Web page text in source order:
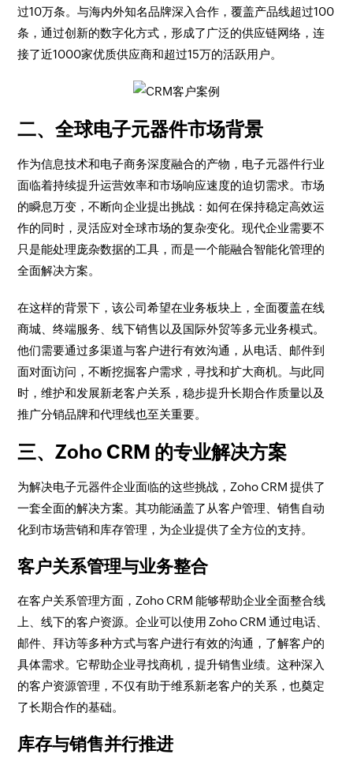
过10万条。与海内外知名品牌深入合作，覆盖产品线超过100
条，通过创新的数字化方式，形成了广泛的供应链网络，连
接了近1000家优质供应商和超过15万的活跃用户。
二、全球电子元器件市场背景
作为信息技术和电子商务深度融合的产物，电子元器件行业
面临着持续提升运营效率和市场响应速度的迫切需求。市场
的瞬息万变，不断向企业提出挑战：如何在保持稳定高效运
作的同时，灵活应对全球市场的复杂变化。现代企业需要不
只是能处理庞杂数据的工具，而是一个能融合智能化管理的
全面解决方案。
在这样的背景下，该公司希望在业务板块上，全面覆盖在线
商城、终端服务、线下销售以及国际外贸等多元业务模式。
他们需要通过多渠道与客户进行有效沟通，从电话、邮件到
面对面访问，不断挖掘客户需求，寻找和扩大商机。与此同
时，维护和发展新老客户关系，稳步提升长期合作质量以及
推广分销品牌和代理线也至关重要。
三、Zoho CRM 的专业解决方案
为解决电子元器件企业面临的这些挑战，Zoho CRM 提供了
一套全面的解决方案。其功能涵盖了从客户管理、销售自动
化到市场营销和库存管理，为企业提供了全方位的支持。
客户关系管理与业务整合
在客户关系管理方面，Zoho CRM 能够帮助企业全面整合线
上、线下的客户资源。企业可以使用 Zoho CRM 通过电话、
邮件、拜访等多种方式与客户进行有效的沟通，了解客户的
具体需求。它帮助企业寻找商机，提升销售业绩。这种深入
的客户资源管理，不仅有助于维系新老客户的关系，也奠定
了长期合作的基础。
库存与销售并行推进